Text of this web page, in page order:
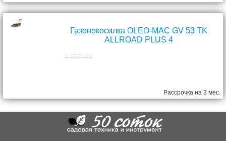
Газонокосилка OLEO-MAC GV 53 TK
ALLROAD PLUS 4
1 750,00
Рассрочка на 3 мес.